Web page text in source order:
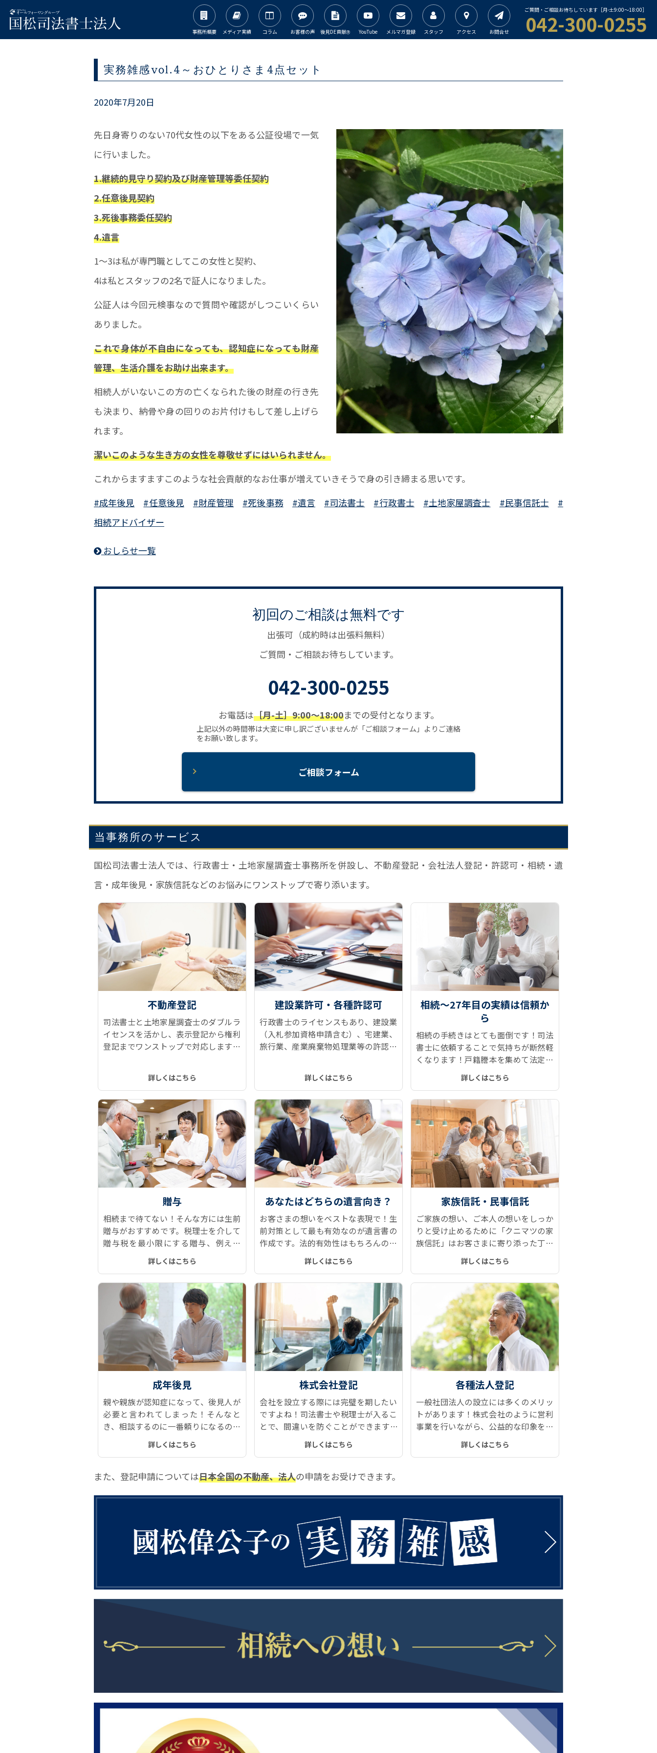
事務所概要 メディア実績 コラム お客様の声 後見DE貢献Ⓡ YouTube メルマガ登録 スタッフ アクセス お問合せ
ご質問・ご相談お待ちしています［月-土9:00〜18:00］
042-300-0255
実務雑感vol.4～おひとりさま4点セット
2020年7月20日
先日身寄りのない70代女性の以下をある公証役場で一気
に行いました。
1.継続的見守り契約及び財産管理等委任契約
2.任意後見契約
3.死後事務委任契約
4.遺言
1〜3は私が専門職としてこの女性と契約、
4は私とスタッフの2名で証人になりました。
公証人は今回元検事なので質問や確認がしつこいくらい
ありました。
これで身体が不自由になっても、認知症になっても財産
管理、生活介護をお助け出来ます。
相続人がいないこの方の亡くなられた後の財産の行き先
も決まり、納骨や身の回りのお片付けもして差し上げら
れます。
潔いこのような生き方の女性を尊敬せずにはいられません。
これからますますこのような社会貢献的なお仕事が増えていきそうで身の引き締まる思いです。
#成年後見
#任意後見 #財産管理 #死後事務 #遺言 #司法書士 #行政書士 #土地家屋調査士 #民事信託士
#
相続アドバイザー
おしらせ一覧
初回のご相談は無料です
出張可（成約時は出張料無料）
ご質問・ご相談お待ちしています。
042-300-0255
お電話は［月-土］9:00〜18:00までの受付となります。
上記以外の時間帯は大変に申し訳ございませんが「ご相談フォーム」よりご連絡
をお願い致します。
ご相談フォーム
当事務所のサービス
国松司法書士法人では、行政書士・土地家屋調査士事務所を併設し、不動産登記・会社法人登記・許認可・相続・遺
言・成年後見・家族信託などのお悩みにワンストップで寄り添います。
不動産登記
司法書士と土地家屋調査士のダブルラ
イセンスを活かし、表示登記から権利
登記までワンストップで対応します！
トレスなくスムーズに、ワンストップ
詳しくはこちら
建設業許可・各種許認可
行政書士のライセンスもあり、建設業
（入札参加資格申請含む）、宅建業、
旅行業、産業廃棄物処理業等の許認可
詳しくはこちら
相続～27年目の実績は信頼か
ら
相続の手続きはとても面倒です！司法
書士に依頼することで気持ちが断然軽
くなります！戸籍謄本を集めて法定相
続情報を取得、遺産分割協議、相続登
記、預金解約などがとてもスムーズで
す。
詳しくはこちら
贈与
相続まで待てない！そんな方には生前
贈与がおすすめです。税理士を介して
贈与税を最小限にする贈与、例えば
「おしどり贈与」や「相続時精算課税
制度」などをご提案します。
詳しくはこちら
あなたはどちらの遺言向き？
お客さまの想いをベストな表現で！生
前対策として最も有効なのが遺言書の
作成です。法的有効性はもちろんのこ
と、作っておいて良かった！と言える
遺言書本文、付言事項をご提案しま
す。
詳しくはこちら
家族信託・民事信託
ご家族の想い、ご本人の想いをしっか
りと受け止めるために「クニマツの家
族信託」はお客さまに寄り添った丁寧
な面談を行い、財産管理、財産承継の
お悩みを解決へと導きます。
詳しくはこちら
成年後見
親や親族が認知症になって、後見人が
必要と言われてしまった！そんなと
き、相談するのに一番頼りになるのが
司法書士です。なぜならダントツに後
見人に就任していて、経験がとても豊
詳しくはこちら
株式会社登記
会社を設立する際には完璧を期したい
ですよね！司法書士や税理士が入るこ
とで、間違いを防ぐことができます。
設立した後のメンテナンスも、定款変
更や役員変更などで発生する登記もス
詳しくはこちら
各種法人登記
一般社団法人の設立には多くのメリッ
トがあります！株式会社のように営利
事業を行いながら、公益的な印象を持
たせられるブランド力と信用力、設立
費用の安さもアピールポイントの一つ
詳しくはこちら
また、登記申請については日本全国の不動産、法人の申請をお受けできます。